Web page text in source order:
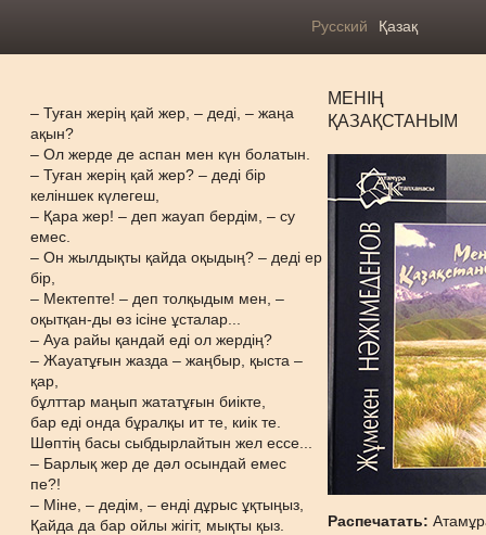
Русский Қазақ
– Туған жерің қай жер, – деді, – жаңа
ақын?
– Ол жерде де аспан мен күн болатын.
– Туған жерің қай жер? – деді бір
келіншек күлегеш,
– Қара жер! – деп жауап бердім, – су
емес.
– Он жылдықты қайда оқыдың? – деді ер
бір,
– Мектепте! – деп толқыдым мен, –
оқытқан-ды өз ісіне ұсталар...
– Ауа райы қандай еді ол жердің?
– Жауатұғын жазда – жаңбыр, қыста –
қар,
бұлттар маңып жататұғын биікте,
бар еді онда бұралқы ит те, киік те.
Шөптің басы сыбдырлайтын жел ессе...
– Барлық жер де дәл осындай емес
– Міне, – дедім, – енді дұрыс ұқтыңыз,
Қайда да бар ойлы жігіт, мықты қыз.
МЕНІҢ
ҚАЗАҚСТАНЫМ
Распечатать: